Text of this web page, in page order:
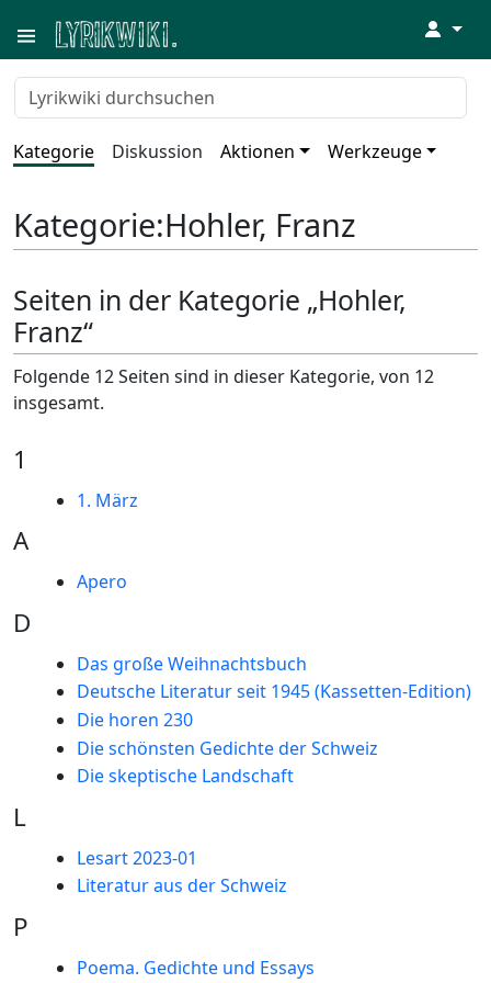
↓
Kategorie Diskussion Aktionen Werkzeuge
Kategorie:Hohler, Franz
Seiten in der Kategorie „Hohler,
Franz“
Folgende 12 Seiten sind in dieser Kategorie, von 12
insgesamt.
1
1. März
A
Apero
D
Das große Weihnachtsbuch
Deutsche Literatur seit 1945 (Kassetten-Edition)
Die horen 230
Die schönsten Gedichte der Schweiz
Die skeptische Landschaft
L
Lesart 2023-01
Literatur aus der Schweiz
P
Poema. Gedichte und Essays